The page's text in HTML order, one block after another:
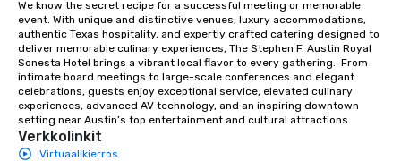
We know the secret recipe for a successful meeting or memorable
event. With unique and distinctive venues, luxury accommodations,
authentic Texas hospitality, and expertly crafted catering designed to
deliver memorable culinary experiences, The Stephen F. Austin Royal
Sonesta Hotel brings a vibrant local flavor to every gathering.  From
intimate board meetings to large-scale conferences and elegant
celebrations, guests enjoy exceptional service, elevated culinary
experiences, advanced AV technology, and an inspiring downtown
setting near Austin’s top entertainment and cultural attractions.
Verkkolinkit
Virtuaalikierros